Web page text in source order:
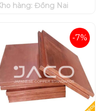
hàng: Đồng Nai
-7%